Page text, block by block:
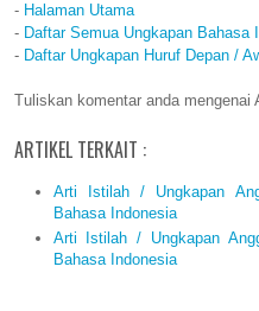
- Halaman Utama
- Daftar Semua Ungkapan Bahasa
- Daftar Ungkapan Huruf Depan /
Tuliskan komentar anda mengenai
ARTIKEL TERKAIT :
Arti Istilah / Ungkapan
Bahasa Indonesia
Arti Istilah / Ungkapan
Bahasa Indonesia